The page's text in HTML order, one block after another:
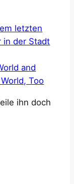
letzten
in der Stadt
and
Too
ihn doch